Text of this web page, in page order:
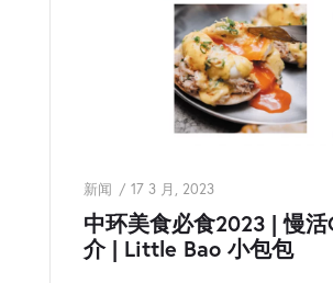
新闻 17 3 月, 2023
中环美食必食2023 | 慢
介 | Little Bao 小包包